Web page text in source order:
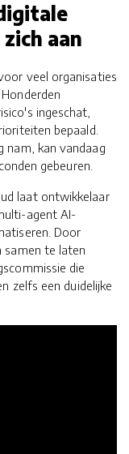
aan
veel organisaties
ingeschat,
bepaald.
nam, kan vandaag
gebeuren.
laat ontwikkelaar
agent AI-
Door
samen te laten
die
zelfs een duidelijke